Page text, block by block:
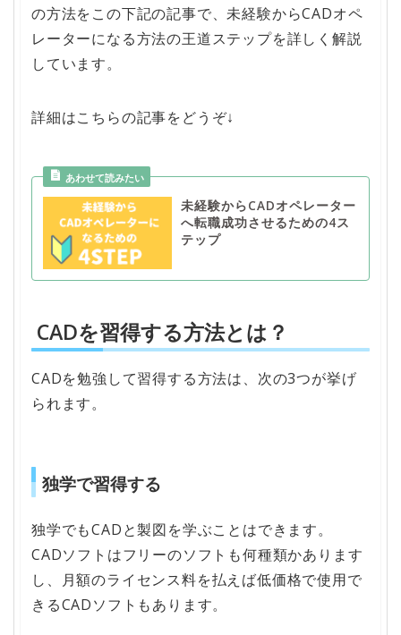
の方法をこの下記の記事で、未経験からCADオペ
レーターになる方法の王道ステップを詳しく解説
しています。
詳細はこちらの記事をどうぞ↓
未経験からCADオペレーター
へ転職成功させるための4ス
テップ
CADを習得する方法とは？
CADを勉強して習得する方法は、次の3つが挙げ
られます。
独学で習得する
独学でもCADと製図を学ぶことはできます。
CADソフトはフリーのソフトも何種類かあります
し、月額のライセンス料を払えば低価格で使用で
きるCADソフトもあります。